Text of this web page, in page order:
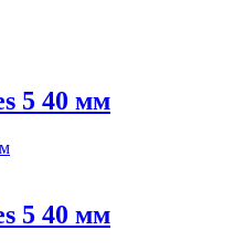
5 40 мм
5 40 мм